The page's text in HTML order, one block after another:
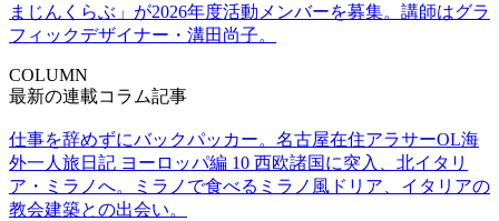
まじんくらぶ」が2026年度活動メンバーを募集。講師はグラ
フィックデザイナー・溝田尚子。
COLUMN
最新の連載コラム記事
仕事を辞めずにバックパッカー。名古屋在住アラサーOL海
外一人旅日記 ヨーロッパ編 10 西欧諸国に突入、北イタリ
ア・ミラノへ。ミラノで食べるミラノ風ドリア、イタリアの
教会建築との出会い。